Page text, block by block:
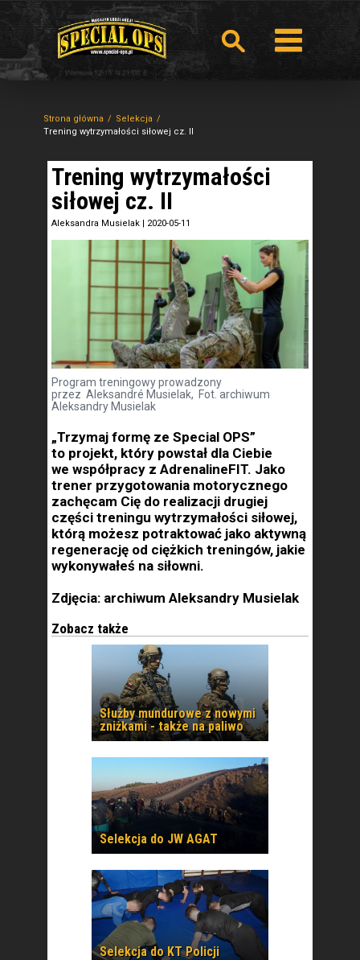
Strona główna
Selekcja
Trening wytrzymałości siłowej cz. II
Trening wytrzymałości
siłowej cz. II
Aleksandra Musielak | 2020-05-11
Program treningowy prowadzony
przez Aleksandré Musielak, Fot. archiwum
Aleksandry Musielak
„Trzymaj formę ze Special OPS”
to projekt, który powstał dla Ciebie
we współpracy z AdrenalineFIT. Jako
trener przygotowania motorycznego
zachęcam Cię do realizacji drugiej
części treningu wytrzymałości siłowej,
którą możesz potraktować jako aktywną
regenerację od ciężkich treningów, jakie
wykonywałeś na siłowni.
Zdjęcia: archiwum Aleksandry Musielak
Zobacz także
Służby mundurowe z nowymi
zniżkami - także na paliwo
Selekcja do JW AGAT
Selekcja do KT Policji